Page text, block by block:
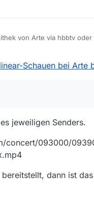
von Arte via hbbtv
der gleiche Stream wie
kann ich dagegen was
Schauen bei Arte
jeweiligen Senders.
concert/093000/
dann ist